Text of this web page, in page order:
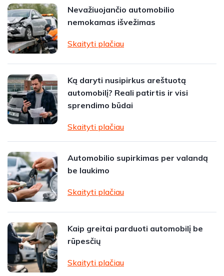
Nevažiuojančio automobilio
nemokamas išvežimas
Skaityti plačiau
Ką daryti nusipirkus areštuotą
automobilį? Reali patirtis ir visi
sprendimo būdai
Skaityti plačiau
Automobilio supirkimas per valandą
be laukimo
Skaityti plačiau
Kaip greitai parduoti automobilį be
rūpesčių
Skaityti plačiau